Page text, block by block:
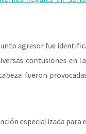
agresor fue
contusiones en
fueron
especializada para